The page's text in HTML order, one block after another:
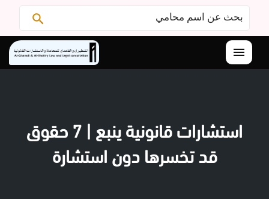
البحث
عن:
القائمة
استشارات قانونية ينبع | 7 حقوق
قد تخسرها دون استشارة